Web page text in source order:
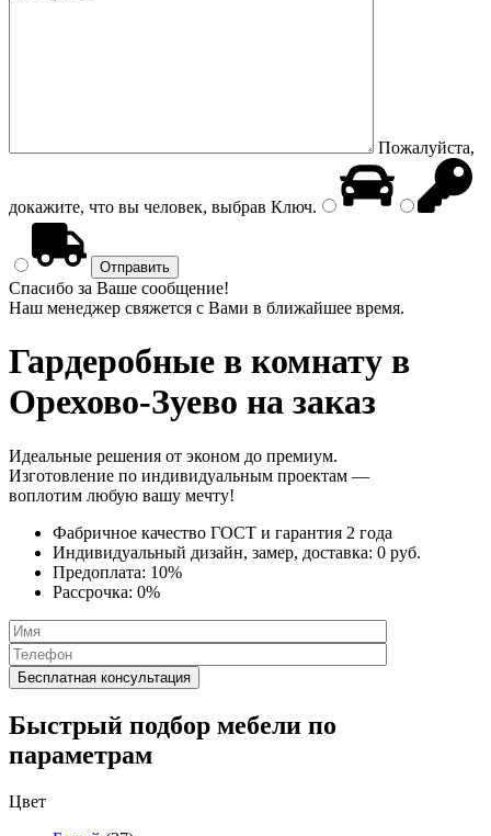
Пожалуйста,
докажите, что вы человек, выбрав Ключ.
Спасибо за Ваше сообщение!
Наш менеджер свяжется с Вами в ближайшее время.
Гардеробные в комнату в
Орехово-Зуево на заказ
Идеальные решения от эконом до премиум.
Изготовление по индивидуальным проектам —
воплотим любую вашу мечту!
Фабричное качество ГОСТ и гарантия 2 года
Индивидуальный дизайн, замер, доставка: 0 руб.
Предоплата: 10%
Рассрочка: 0%
Быстрый подбор мебели по
параметрам
Цвет